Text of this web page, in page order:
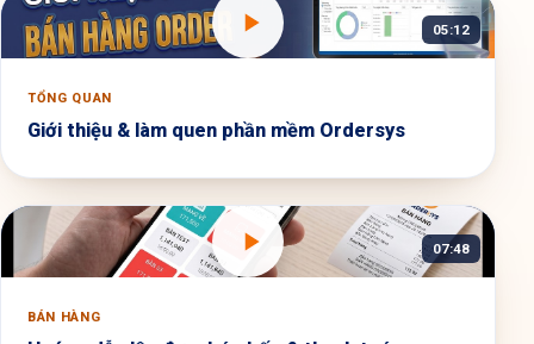
05:12
TỔNG QUAN
Giới thiệu & làm quen phần mềm Ordersys
07:48
BÁN HÀNG